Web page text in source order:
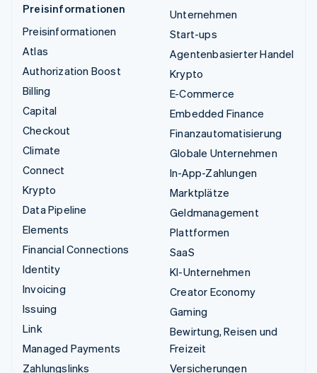
Preisinformationen
Preisinformationen
Atlas
Authorization Boost
Billing
Capital
Checkout
Climate
Connect
Krypto
Data Pipeline
Elements
Financial Connections
Identity
Invoicing
Issuing
Link
Managed Payments
Zahlungslinks
Unternehmen
Start-ups
Agentenbasierter Handel
Krypto
E-Commerce
Embedded Finance
Finanzautomatisierung
Globale Unternehmen
In-App-Zahlungen
Marktplätze
Geldmanagement
Plattformen
SaaS
KI-Unternehmen
Creator Economy
Gaming
Bewirtung, Reisen und
Freizeit
Versicherungen